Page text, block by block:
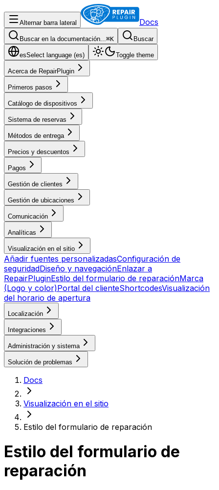
Alternar barra lateral Docs
Buscar en la documentación...⌘K Buscar
esSelect language (es) Toggle theme
Acerca de RepairPlugin
Primeros pasos
Catálogo de dispositivos
Sistema de reservas
Métodos de entrega
Precios y descuentos
Pagos
Gestión de clientes
Gestión de ubicaciones
Comunicación
Analíticas
Visualización en el sitio
Añadir fuentes personalizadasConfiguración de
seguridadDiseño y navegaciónEnlazar a
RepairPluginEstilo del formulario de reparaciónMarca
(Logo y color)Portal del clienteShortcodesVisualización
del horario de apertura
Localización
Integraciones
Administración y sistema
Solución de problemas
Docs
Visualización en el sitio
Estilo del formulario de reparación
Estilo del formulario de
reparación